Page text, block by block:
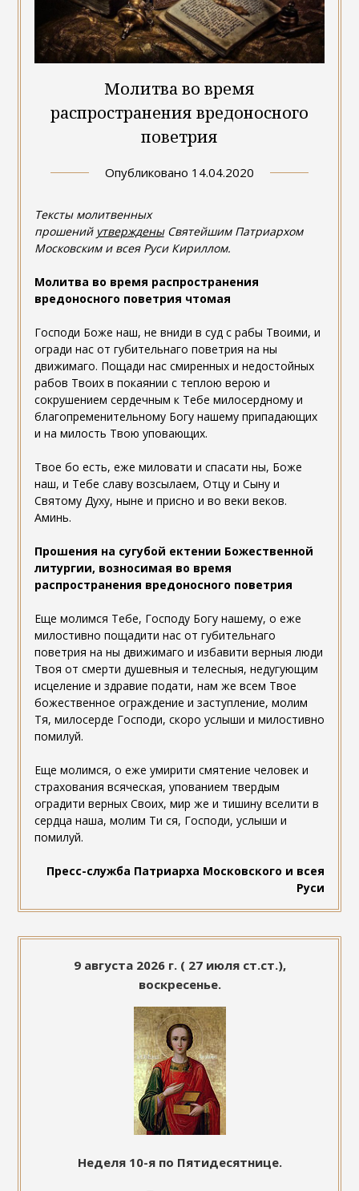
Молитва во время
распространения вредоносного
поветрия
Опубликовано 14.04.2020
Тексты молитвенных
прошений утвержденыСвятейшим Патриархом
Московским и всея Руси Кириллом.
Молитва во время распространения
вредоносного поветрия чтомая
Господи Боже наш, не вниди в суд с рабы Твоими, и
огради нас от губительнаго поветрия на ны
движимаго. Пощади нас смиренных и недостойных
рабов Твоих в покаянии с теплою верою и
сокрушением сердечным к Тебе милосердному и
благопременительному Богу нашему припадающих
и на милость Твою уповающих.
Твое бо есть, еже миловати и спасати ны, Боже
наш, и Тебе славу возсылаем, Отцу и Сыну и
Святому Духу, ныне и присно и во веки веков.
Аминь.
Прошения на сугубой ектении Божественной
литургии, возносимая во время
распространения вредоносного поветрия
Еще молимся Тебе, Господу Богу нашему, о еже
милостивно пощадити нас от губительнаго
поветрия на ны движимаго и избавити верныя люди
Твоя от смерти душевныя и телесныя, недугующим
исцеление и здравие подати, нам же всем Твое
божественное ограждение и заступление, молим
Тя, милосерде Господи, скоро услыши и милостивно
помилуй.
Еще молимся, о еже умирити смятение человек и
страхования всяческая, упованием твердым
оградити верных Своих, мир же и тишину вселити в
сердца наша, молим Ти ся, Господи, услыши и
помилуй.
Пресс-служба Патриарха Московского и всея
Руси
9 августа 2026 г. ( 27 июля ст.ст.),
воскресенье.
Неделя 10-я по Пятидесятнице.